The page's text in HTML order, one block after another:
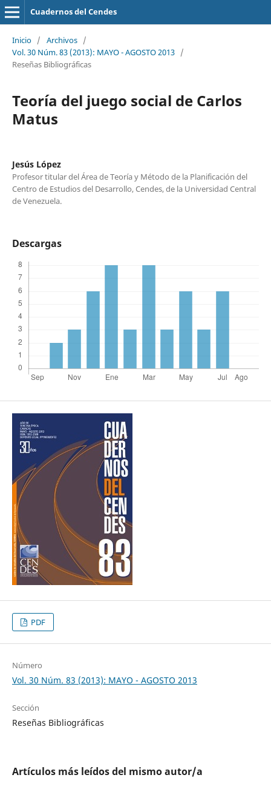
Cuadernos del Cendes
Inicio / Archivos /
Vol. 30 Núm. 83 (2013): MAYO - AGOSTO 2013 /
Reseñas Bibliográficas
Teoría del juego social de Carlos
Matus
Jesús López
Profesor titular del Área de Teoría y Método de la Planificación del
Centro de Estudios del Desarrollo, Cendes, de la Universidad Central
de Venezuela.
Descargas
PDF
Número
Vol. 30 Núm. 83 (2013): MAYO - AGOSTO 2013
Sección
Reseñas Bibliográficas
Artículos más leídos del mismo autor/a